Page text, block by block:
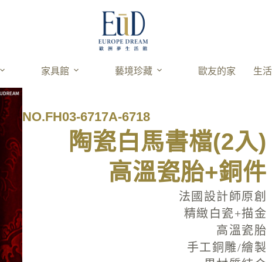
家具館 藝境珍藏 歐友的家 生
NO.FH03-6717A-6718
陶瓷白馬書檔(2入)
高溫瓷胎+銅件
法國設計師原創
精緻白瓷+描金
高溫瓷胎
手工銅雕/繪製